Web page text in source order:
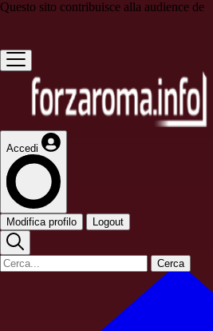
Questo sito contribuisce alla audience de
Accedi
Modifica profilo Logout
Cerca